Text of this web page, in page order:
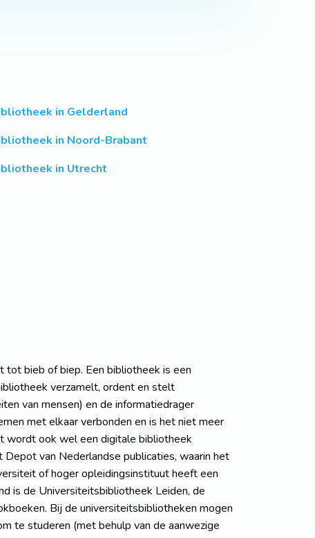
in Gelderland
in Noord-Brabant
in Utrecht
bieb of biep. Een bibliotheek is een
verzamelt, ordent en stelt
van mensen) en de informatiedrager
met elkaar verbonden en is het niet meer
wordt ook wel een digitale bibliotheek
van Nederlandse publicaties, waarin het
of hoger opleidingsinstituut heeft een
is de Universiteitsbibliotheek Leiden, de
Bij de universiteitsbibliotheken mogen
te studeren (met behulp van de aanwezige